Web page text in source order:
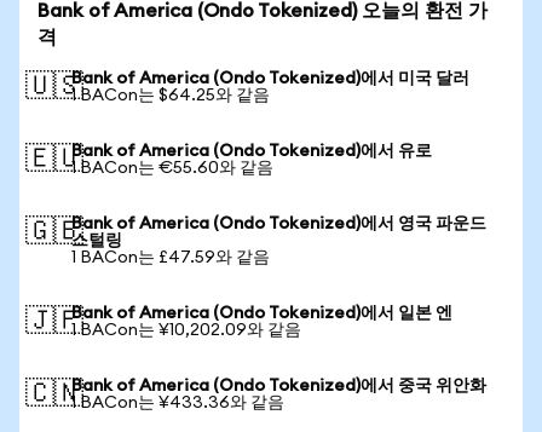
Bank of America (Ondo Tokenized) 오늘의 환전 가
격
🇺🇸Bank of America (Ondo Tokenized)에서 미국 달러
1 BACon는 $64.25와 같음
🇪🇺Bank of America (Ondo Tokenized)에서 유로
1 BACon는 €55.60와 같음
🇬🇧Bank of America (Ondo Tokenized)에서 영국 파운드
스털링
1 BACon는 £47.59와 같음
🇯🇵Bank of America (Ondo Tokenized)에서 일본 엔
1 BACon는 ¥10,202.09와 같음
🇨🇳Bank of America (Ondo Tokenized)에서 중국 위안화
1 BACon는 ¥433.36와 같음